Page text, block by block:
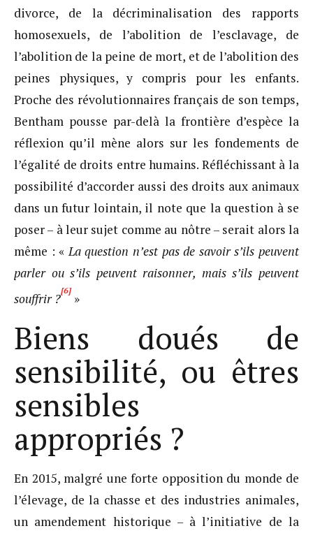
divorce, de la décriminalisation des rapports
homosexuels, de l’abolition de l’esclavage, de
l’abolition de la peine de mort, et de l’abolition des
peines physiques, y compris pour les enfants.
Proche des révolutionnaires français de son temps,
Bentham pousse par-delà la frontière d’espèce la
réflexion qu’il mène alors sur les fondements de
l’égalité de droits entre humains. Réfléchissant à la
possibilité d’accorder aussi des droits aux animaux
dans un futur lointain, il note que la question à se
poser – à leur sujet comme au nôtre – serait alors la
même : « La question n’est pas de savoir s’ils peuvent
parler ou s’ils peuvent raisonner, mais s’ils peuvent
souffrir ?[6] »
Biens doués de
sensibilité, ou êtres
sensibles
appropriés ?
En 2015, malgré une forte opposition du monde de
l’élevage, de la chasse et des industries animales,
un amendement historique – à l’initiative de la